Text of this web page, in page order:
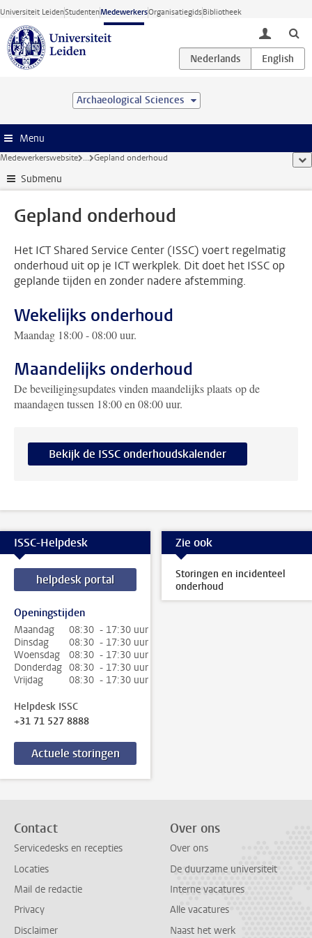
Ga direct naar de inhoud
Universiteit LeidenStudentenMedewerkersOrganisatiegidsBibliotheek
toggle
Archaeological Sciences
Menu
Medewerkerswebsite ... Gepland onderhoud
Submenu
Gepland onderhoud
Het ICT Shared Service Center (ISSC) voert regelmatig
onderhoud uit op je ICT werkplek. Dit doet het ISSC op
geplande tijden en zonder nadere afstemming.
Wekelijks onderhoud
Maandag 18:00 - 08:00 uur.
Maandelijks onderhoud
De beveiligingsupdates vinden maandelijks plaats op de
maandagen tussen 18:00 en 08:00 uur.
Bekijk de ISSC onderhoudskalender
ISSC-Helpdesk
helpdesk portal
Openingstijden
Maandag
08:30 - 17:30 uur
Dinsdag
08:30 - 17:30 uur
Woensdag
08:30 - 17:30 uur
Donderdag 08:30 - 17:30 uur
Vrijdag
08:30 - 17:30 uur
Helpdesk ISSC
+31 71 527 8888
Actuele storingen
Zie ook
Storingen en incidenteel
onderhoud
Contact
Servicedesks en recepties
Locaties
Mail de redactie
Privacy
Disclaimer
Over ons
Over ons
De duurzame universiteit
Interne vacatures
Alle vacatures
Naast het werk